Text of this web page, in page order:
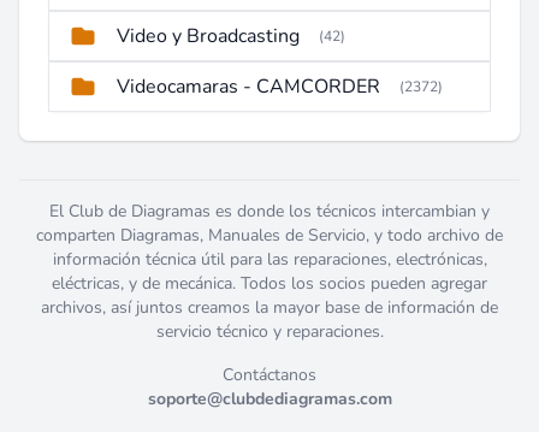
Video y Broadcasting (42)
Videocamaras - CAMCORDER (2372)
El Club de Diagramas es donde los técnicos intercambian y
comparten Diagramas, Manuales de Servicio, y todo archivo de
información técnica útil para las reparaciones, electrónicas,
eléctricas, y de mecánica. Todos los socios pueden agregar
archivos, así juntos creamos la mayor base de información de
servicio técnico y reparaciones.
Contáctanos
soporte@clubdediagramas.com